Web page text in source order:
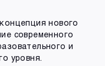
нового
современного
и
уровня.